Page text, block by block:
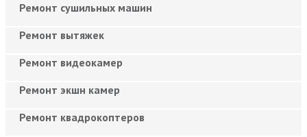
Ремонт сушильных машин
Ремонт вытяжек
Ремонт видеокамер
Ремонт экшн камер
Ремонт квадрокоптеров